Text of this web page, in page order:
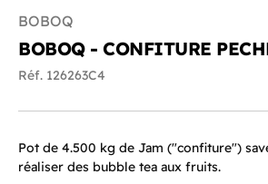
BOBOQ
BOBOQ - CONFITURE
Réf. 126263C4
Pot de 4.500 kg de Jam ("confiture")
réaliser des bubble tea aux fruits.